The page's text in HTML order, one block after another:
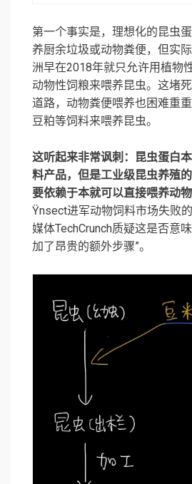
第一个事实是，理想化的昆虫
养厨余垃圾或动物粪便，但实
洲早在2018年就只允许用植物
动物性饲粮来喂养昆虫。这堵
道路，动物粪便喂养也困难重
豆粕等饲料来喂养昆虫。
这听起来非常讽刺：昆虫蛋白
料产品，但是工业级昆虫养殖
要依赖于本就可以直接喂养动物
Ÿnsect进军动物饲料市场失败
媒体TechCrunch质疑这是否意
加了昂贵的额外步骤”。